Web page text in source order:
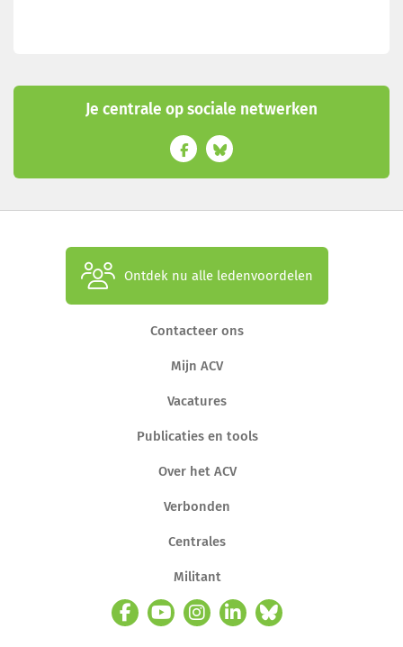
Je centrale op sociale netwerken
Ontdek nu alle ledenvoordelen
Contacteer ons
Mijn ACV
Vacatures
Publicaties en tools
Over het ACV
Verbonden
Centrales
Militant